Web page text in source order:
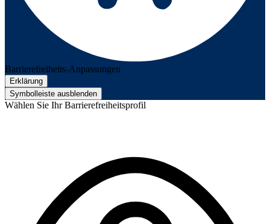
Barrierefreiheits-Anpassungen
Erklärung
Symbolleiste ausblenden
Wählen Sie Ihr Barrierefreiheitsprofil